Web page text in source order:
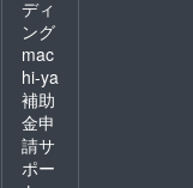
ディ
ング
mac
hi-ya
補助
金申
請サ
ポー